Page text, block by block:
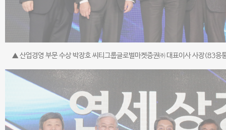
▲ 산업경영 부문 수상 박장호 씨티그룹글로벌마켓증권㈜ 대표이사 사장(83응